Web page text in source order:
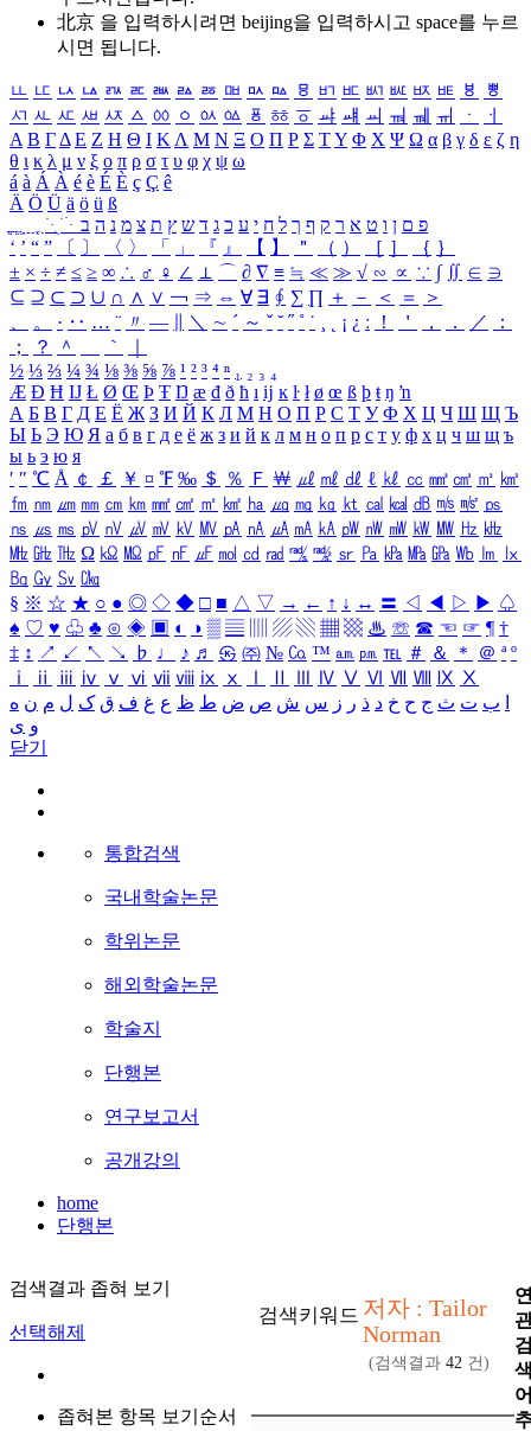
北京 을 입력하시려면 beijing을 입력하시고 space를 누르
시면 됩니다.
ㅥ ㅦ ㅧ ㅨ ㅩ ㅪ ㅫ ㅬ ㅭ ㅮ ㅯ ㅰ ㅱ ㅲ ㅳ ㅴ ㅵ ㅶ ㅷ ㅸ
ㅹ
ㅺ ㅻ ㅼ ㅽ ㅾ ㅿ ㆀ ㆁ ㆂ ㆃ ㆄ ㆅ ㆆ ㆇ ㆈ ㆉ ㆊ ㆋ ㆌ ㆍ
ㆎ
Α Β ΓΔ Ε Ζ Η Θ Ι ΚΛ Μ Ν Ξ Ο Π Ρ Σ ΤΥ Φ Χ Ψ Ω α β γ δ ε ζ η
θ ι κ λ μ ν ξ ο π ρ σ τ υ φ χ ψ ω
á à Á À é è É È ç Ç ê
Ä Ö Ü ä ö ü ß
ִֶֹ ֻּ ׁׂ פ ם ן ו ט א ר ק ף ך ל ח י ע כ ג ד ש ץ ת צ מ נ ה ב
‘ ’ “ ” 〔 〕 〈 〉 「 」 『 』 【 】 ＂ （ ） ［ ］ ｛ ｝
± × ÷ ≠ ≤ ≥ ∞ ∴ ♂ ♀ ∠ ⊥ ⌒ ∂ ∇ ≡ ≒ ≪ ≫ √ ∽ ∝ ∵ ∫ ∬ ∈ ∋
⊆ ⊇ ⊂ ⊃ ∪ ∩ ∧ ∨ ￢ ⇒ ⇔ ∀ ∃ ∮ ∑ ∏ ＋ － ＜ ＝
＞
、
。 · ‥ … ¨ 〃 ― ＼ ∼ ´ ～ ˇ ˘ ˝ ˚ ˙ ¸ ¡ ¿ ː ！ ＇ ， ． ／
：
；
？ ＾ ｀
½ ⅓ ⅔ ¼ ¾ ⅛ ⅜ ⅝ ⅞ ¹ ² ³ ⁴ ⁿ ₁ ₂ ₃ ₄
Æ Ð Ħ Ĳ Ł Ø Œ Þ Ŧ Ŋ æ đ ð ħ ı ĳ ĸ ŀ ł ø œ ß þ ŧ ŋ ŉ
А Б В Г Д Е Ё Ж З И Й К Л М Н О П Р С Т У Ф Х Ц Ч Ш Щ Ъ
Ы Ь Э Ю Я а б в г д е ё ж з и й к л м н о п р с т у ф х ц ч ш щ ъ
ы ь э ю я
′ ″ ℃ Å ￠ ￡ ￥ ¤ ℉ ‰ ＄ ％ Ｆ ￦ ㎕ ㎖ ㎗ ℓ ㎘ ㏄ ㎣ ㎤ ㎥ ㎦
㎙ ㎚ ㎛ ㎜ ㎝ ㎞ ㎟ ㎠ ㎡ ㎢ ㏊ ㎍ ㎎ ㎏ ㏏ ㎈ ㎉ ㏈ ㎧ ㎨ ㎰
㎱ ㎲ ㎳ ㎴ ㎵ ㎶ ㎷ ㎸ ㎹ ㎀ ㎁ ㎂ ㎃ ㎄ ㎺ ㎻ ㎽ ㎾ ㎿ ㎐ ㎑
㎒ ㎓ ㎔ Ω ㏀ ㏁ ㎊ ㎋ ㎌ ㏖ ㏅ ㎭ ㎮ ㎯ ㏛ ㎩ ㎪ ㎫ ㎬ ㏝ ㏐
㏓
㏃ ㏉ ㏜ ㏆
§ ※ ☆ ★ ○ ● ◎ ◇ ◆ □ ■ △ ▽ → ← ↑ ↓ ↔ 〓 ◁ ◀ ▷ ▶ ♤
♠ ♡ ♥ ♧ ♣ ⊙ ◈ ▣ ◐ ◑ ▒ ▤ ▨ ▧ ▦ ▩ ♨ ☏ ☎ ☜ ☞ ¶ †
‡ ↕ ↗ ↙ ↖ ↘ ♭ ♩ ♪ ♬ ㉿ ㈜ № ㏇ ™ ㏂ ㏘ ℡ ＃ ＆ ＊ ＠ ª º
ⅰ
ⅱ ⅲ ⅳ ⅴ ⅵ ⅶ ⅷ ⅸ ⅹ Ⅳ Ⅴ Ⅵ Ⅶ Ⅷ Ⅸ Ⅹ
ب ت ث ج ح خ د ذ ر ز س ش ص ض ط ظ ع غ ف ق ک ل م ن ه
و ی
닫기
통합검색
국내학술논문
학위논문
해외학술논문
학술지
단행본
연구보고서
공개강의
home
단행본
검색결과 좁혀 보기
선택해제
좁혀본 항목 보기순서
검색키워드 저자 : Tailor
Norman
(검색결과 42 건)